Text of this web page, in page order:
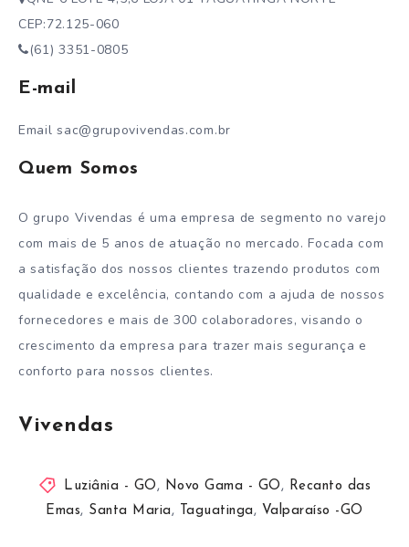
CEP:72.125-060
(61) 3351-0805
E-mail
Email sac@grupovivendas.com.br
Quem Somos
O grupo Vivendas é uma empresa de segmento no varejo
com mais de 5 anos de atuação no mercado. Focada com
a satisfação dos nossos clientes trazendo produtos com
qualidade e excelência, contando com a ajuda de nossos
fornecedores e mais de 300 colaboradores, visando o
crescimento da empresa para trazer mais segurança e
conforto para nossos clientes.
Vivendas
Luziânia - GO , Novo Gama - GO , Recanto das
Emas, Santa Maria , Taguatinga , Valparaíso -GO